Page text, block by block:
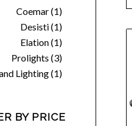
Coemar(1)
Desisti(1)
Elation(1)
Prolights (3)
Lighting(1)
BY PRICE